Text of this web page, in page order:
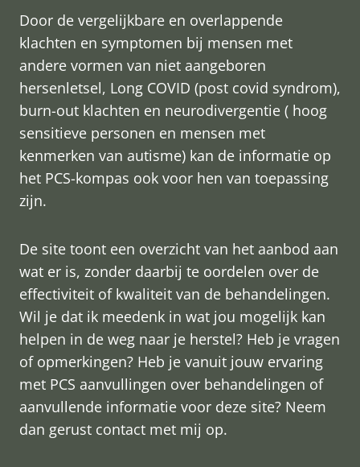
Door de vergelijkbare en overlappende
klachten en symptomen bij mensen met
andere vormen van niet aangeboren
hersenletsel, Long COVID (post covid syndrom),
burn-out klachten en neurodivergentie ( hoog
sensitieve personen en mensen met
kenmerken van autisme) kan de informatie op
het PCS-kompas ook voor hen van toepassing
zijn.
De site toont een overzicht van het aanbod aan
wat er is, zonder daarbij te oordelen over de
effectiviteit of kwaliteit van de behandelingen.
Wil je dat ik meedenk in wat jou mogelijk kan
helpen in de weg naar je herstel? Heb je vragen
of opmerkingen? Heb je vanuit jouw ervaring
met PCS aanvullingen over behandelingen of
aanvullende informatie voor deze site? Neem
dan gerust contact met mij op.